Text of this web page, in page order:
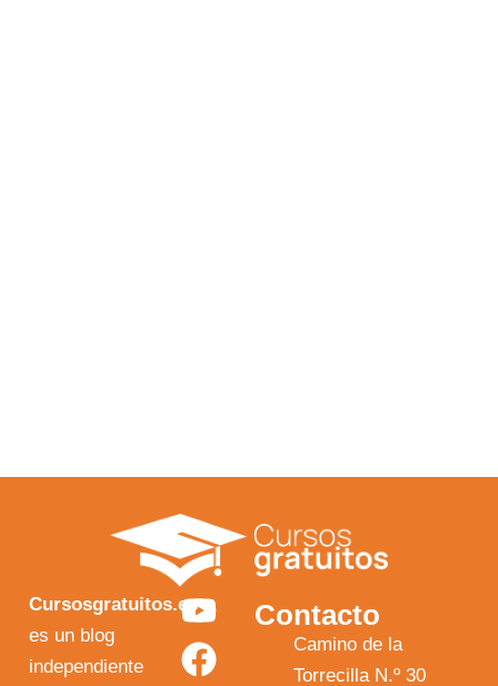
Cursosgratuitos.es
es un blog
independiente
Y
o
u
F
a
c
I
n
s
X
-
t
Contacto
Camino de la
Torrecilla N.º 30